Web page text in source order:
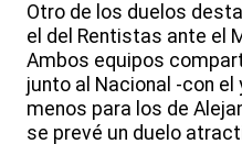
Otro de los duelos
el del Rentistas ante el
Ambos equipos
junto al Nacional -con
menos para los de
se prevé un duelo